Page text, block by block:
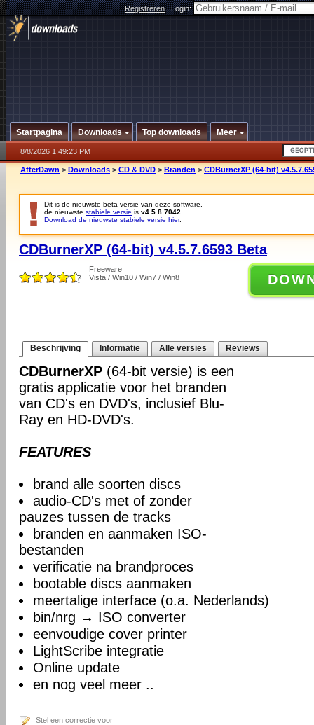
Registreren|Login:
Startpagina Downloads Top downloads Meer
8/8/2026 1:49:23 PM
AfterDawn > Downloads > CD & DVD > Branden > CDBurnerXP (64-bit)
Dit is de nieuwste beta versie van deze software.
de nieuwste stabiele versie is v4.5.8.7042
Download de nieuwste stabiele versie hier.
CDBurnerXP (64-bit) v4.5.7.6593 Beta
Freeware
Vista / Win10 / Win7 / Win8
Beschrijving Informatie Alle versies Reviews
CDBurnerXP (64-bit versie) is een
gratis applicatie voor het branden
van CD's en DVD's, inclusief Blu-
Ray en HD-DVD's.
FEATURES
brand alle soorten discs
audio-CD's met of zonder
pauzes tussen de tracks
branden en aanmaken ISO-
bestanden
verificatie na brandproces
bootable discs aanmaken
meertalige interface (o.a. Nederlands)
bin/nrg → ISO converter
eenvoudige cover printer
LightScribe integratie
Online update
en nog veel meer ..
Stel een correctie voor